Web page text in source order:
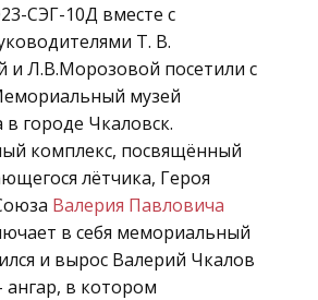
СЭГ-10Д вместе с
Т. В.
и Л.В.Морозовой посетили с
музей
городе Чкаловск.
комплекс, посвящённый
лётчика, Героя
Валерия Павловича
в себя мемориальный
и вырос Валерий Чкалов
ангар, в котором